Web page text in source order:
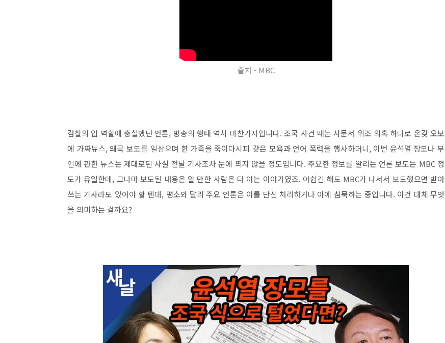
출처 - MBC
검찰의 입 역할에 충실했던 언론, 방송의 행태 역시 마찬가지입니다. 조국 사건 때는 사문서 위조 의혹 하나로 온갖 오보
에 가짜뉴스, 왜곡 보도를 일삼으며 한 가족을 죽이다시피 갖은 모욕과 언어 폭력을 행사하더니, 이번 윤석열 장모나 부
인에 관한 뉴스는 제대로된 사실 전달 기사조차 눈에 띄지 않을 정도입니다. 주요한 정보를 알리는 언론 보도는 MBC 정
도가 유일한데, 그나마 보도된 내용은 알 만한 사람은 다 아는 이야기였죠. 아쉽긴 해도 MBC가 나서서 보도했으면 받아
쓰는 기사라도 있어야 할 텐데, 평소와 달리 주요 언론은 이를 단신 처리하거나 아예 침묵하는 중입니다. 이건 대체 무엇
을 의미하는 걸까요?